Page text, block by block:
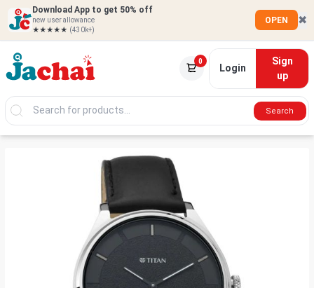
Download App to get 50% off
new user allowance
★★★★★ (430k+)
OPEN ✖
0
Login
Sign
up
Search